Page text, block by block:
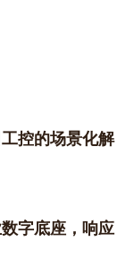
控的场景化解
字底座，响应